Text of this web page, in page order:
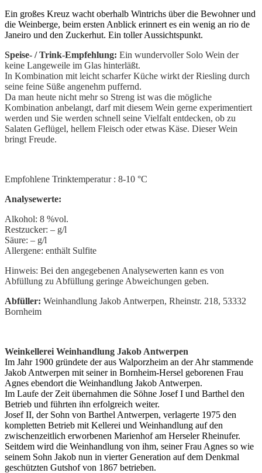
Ein großes Kreuz wacht oberhalb Wintrichs über die Bewohner und
die Weinberge, beim ersten Anblick erinnert es ein wenig an rio de
Janeiro und den Zuckerhut. Ein toller Aussichtspunkt.
Speise- / Trink-Empfehlung: Ein wundervoller Solo Wein der
keine Langeweile im Glas hinterläßt.
In Kombination mit leicht scharfer Küche wirkt der Riesling durch
seine feine Süße angenehm puffernd.
Da man heute nicht mehr so Streng ist was die mögliche
Kombination anbelangt, darf mit diesem Wein gerne experimentiert
werden und Sie werden schnell seine Vielfalt entdecken, ob zu
Salaten Geflügel, hellem Fleisch oder etwas Käse. Dieser Wein
bringt Freude.
Empfohlene Trinktemperatur : 8-10 °C
Analysewerte:
Alkohol: 8 %vol.
Restzucker: – g/l
Säure: – g/l
Allergene: enthält Sulfite
Hinweis: Bei den angegebenen Analysewerten kann es von
Abfüllung zu Abfüllung geringe Abweichungen geben.
Abfüller: Weinhandlung Jakob Antwerpen, Rheinstr. 218, 53332
Bornheim
Weinkellerei Weinhandlung Jakob Antwerpen
Im Jahr 1900 gründete der aus Walporzheim an der Ahr stammende
Jakob Antwerpen mit seiner in Bornheim-Hersel geborenen Frau
Agnes ebendort die Weinhandlung Jakob Antwerpen.
Im Laufe der Zeit übernahmen die Söhne Josef I und Barthel den
Betrieb und führten ihn erfolgreich weiter.
Josef II, der Sohn von Barthel Antwerpen, verlagerte 1975 den
kompletten Betrieb mit Kellerei und Weinhandlung auf den
zwischenzeitlich erworbenen Marienhof am Herseler Rheinufer.
Seitdem wird die Weinhandlung von ihm, seiner Frau Agnes so wie
seinem Sohn Jakob nun in vierter Generation auf dem Denkmal
geschützten Gutshof von 1867 betrieben.